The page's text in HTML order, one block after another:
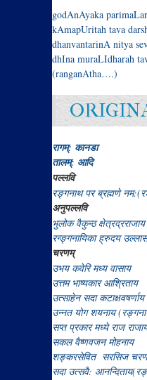
godAnAyaka
kAmapUritah tava
dhanvantarinA nitya
dhIna muraLIdharah
(ranganAtha….)
रागम्: कानडा
तालम्: आदि
पल्लवि
रङ्गनाथ पर ब्रह्मणे
अनुपल्लवि
भुलोक वैकुन्ठ क्षेत्रद्रराजाय
रन्ङ्गनायिका ह्रुदय
चरणम्
उभय कवेरि मध्य वासाय
उत्तम भाष्यकार आश्रिताय
उत्साहेन सदा कटाक्षवषर्णाय
उन्नत योग शयनाय
सप्त प्रकार मध्ये राज
सकल वैष्णवजन मोहनाय
शङ्करसेवित सरसिज
सदा उत्सवै: